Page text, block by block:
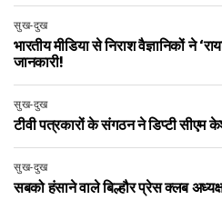
सुख-दुख
भारतीय मीडिया से निराश वैज्ञानिकों ने
जानकारी!
सुख-दुख
टीवी पत्रकारों के संगठन ने डिप्टी सीएम
सुख-दुख
सबको हंसाने वाले बिल्हौर प्रेस क्लब